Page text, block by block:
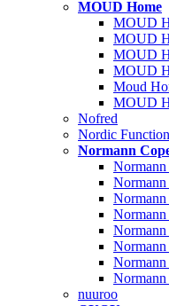
MOUD Home
MOUD
MOUD
MOUD
MOUD
Moud
MOUD
Nofred
Nordic Function
Normann
Normann
Normann
Normann
Normann
nuuroo